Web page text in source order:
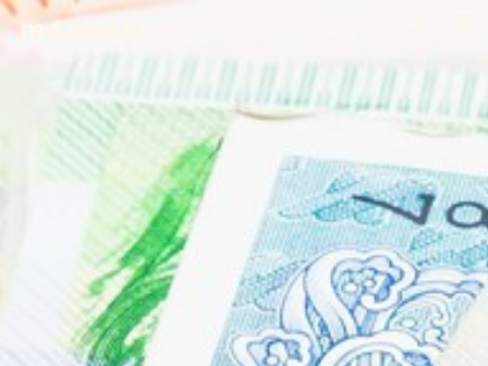
m.tamaki